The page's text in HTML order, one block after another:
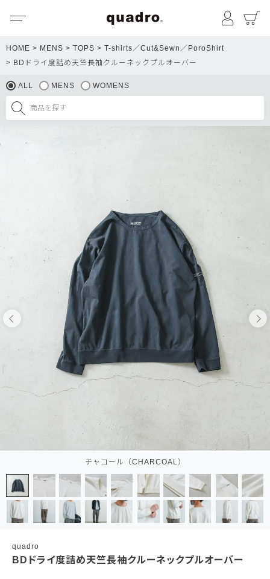
マイペ
HOME MENS TOPS
T-shirts／Cut&Sewn／PoroShirt
BDドライ度詰め天竺長袖クルーネックプルオーバー
ALL MENS WOMENS
チャコール（CHARCOAL）
quadro
BDドライ度詰め天竺長袖クルーネックプルオーバー